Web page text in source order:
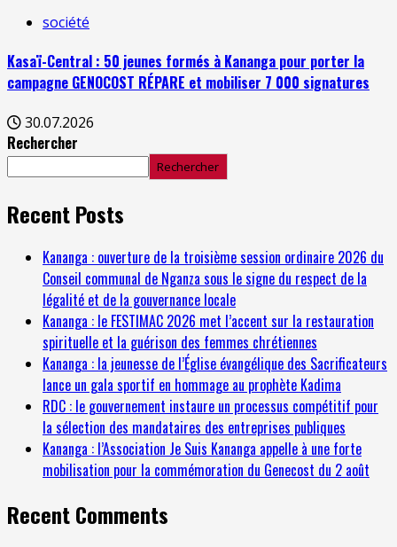
société
Kasaï-Central : 50 jeunes formés à Kananga pour porter la
campagne GENOCOST RÉPARE et mobiliser 7 000 signatures
30.07.2026
Rechercher
Rechercher
Recent Posts
Kananga : ouverture de la troisième session ordinaire 2026 du
Conseil communal de Nganza sous le signe du respect de la
légalité et de la gouvernance locale
Kananga : le FESTIMAC 2026 met l’accent sur la restauration
spirituelle et la guérison des femmes chrétiennes
Kananga : la jeunesse de l’Église évangélique des Sacrificateurs
lance un gala sportif en hommage au prophète Kadima
RDC : le gouvernement instaure un processus compétitif pour
la sélection des mandataires des entreprises publiques
Kananga : l’Association Je Suis Kananga appelle à une forte
mobilisation pour la commémoration du Genecost du 2 août
Recent Comments